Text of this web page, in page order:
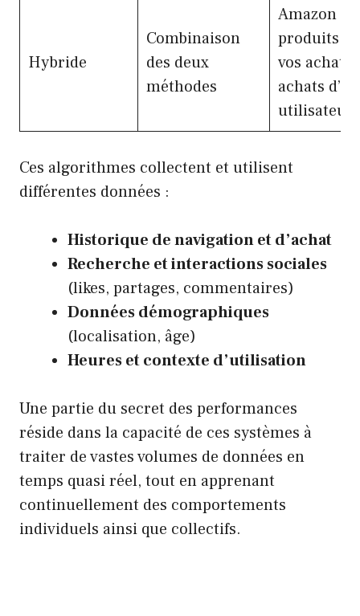
Hybride
Combinaison
des deux
méthodes
Amazon
produits
vos achats
achats
utilisateurs
Ces algorithmes collectent et utilisent
différentes données :
Historique de navigation et d’achat
Recherche et interactions sociales
(likes, partages, commentaires)
Données démographiques
(localisation, âge)
Heures et contexte d’utilisation
Une partie du secret des performances
réside dans la capacité de ces systèmes à
traiter de vastes volumes de données en
temps quasi réel, tout en apprenant
continuellement des comportements
individuels ainsi que collectifs.